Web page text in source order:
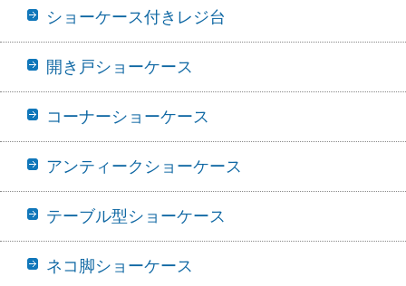
ショーケース付きレジ台
開き戸ショーケース
コーナーショーケース
アンティークショーケース
テーブル型ショーケース
ネコ脚ショーケース